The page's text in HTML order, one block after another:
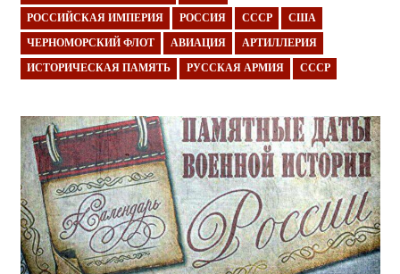
РОССИЙСКАЯ ИМПЕРИЯ РОССИЯ СССР США
ЧЕРНОМОРСКИЙ ФЛОТ АВИАЦИЯ АРТИЛЛЕРИЯ
ИСТОРИЧЕСКАЯ ПАМЯТЬ РУССКАЯ АРМИЯ СССР